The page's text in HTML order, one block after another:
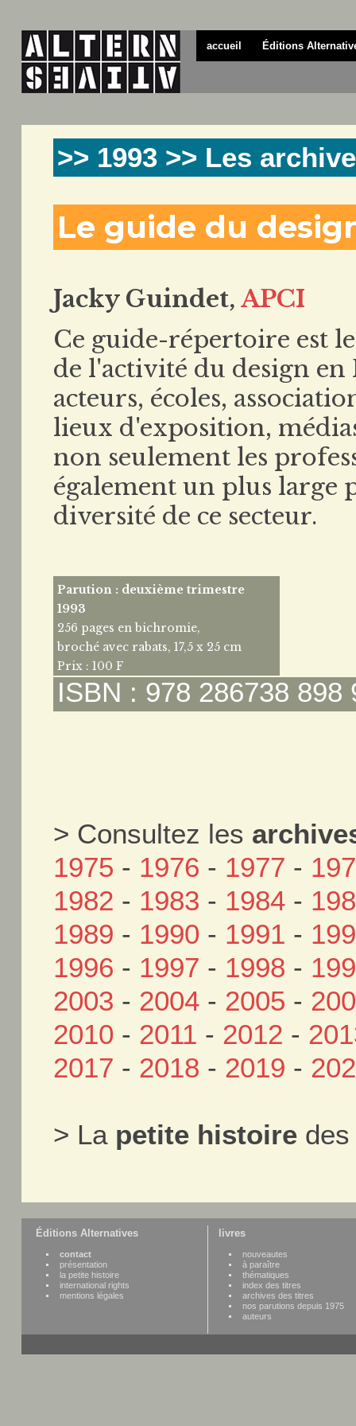
accueil Éditions
>> 1993 >> Les
Le guide du
Jacky Guindet,APCI
Ce guide-répertoire est
de l'activité du design en
acteurs, écoles,
lieux d'exposition,
non seulement les
également un plus large
diversité de ce secteur.
Parution : deuxième trimestre
1993
256 pages en bichromie,
broché avec rabats, 17,5 x 25 cm
Prix : 100 F
ISBN : 978 286738 898
> Consultez les
1975 - 1976 - 1977 -
1982 - 1983 - 1984 -
1989 - 1990 - 1991 -
1996 - 1997 - 1998 -
2003 - 2004 - 2005 -
2010 - 2011 - 2012 -
2017 - 2018 - 2019 -
> La petite histoire
Éditions Alternatives
contact
présentation
la petite histoire
international rights
mentions légales
livres
nouveautes
à paraître
thématiques
index des titres
archives des titres
nos parutions depuis 1975
auteurs